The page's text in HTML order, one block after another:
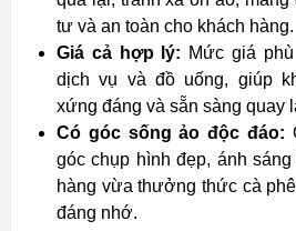
tư và an toàn cho khách hàng.
Giá cả hợp lý: Mức giá
dịch vụ và đồ uống, giúp
xứng đáng và sẵn sàng quay
Có góc sống ảo độc đáo:
góc chụp hình đẹp, ánh
hàng vừa thưởng thức cà
đáng nhớ.